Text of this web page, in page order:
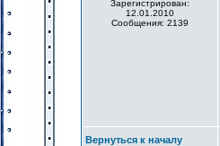
Зарегистрирован:
12.01.2010
Сообщения: 2139
Вернуться к началу